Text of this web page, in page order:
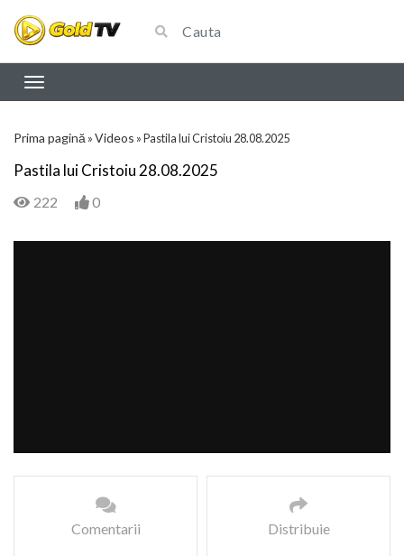
Prima pagină »Videos »Pastila lui Cristoiu 28.08.2025
Pastila lui Cristoiu 28.08.2025
222 0
Comentarii Distribuie